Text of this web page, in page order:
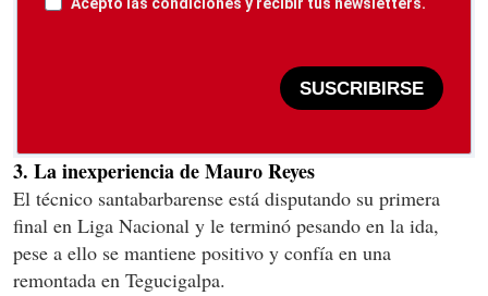
Acepto las condiciones y recibir tus newsletters.
SUSCRIBIRSE
3. La inexperiencia de Mauro Reyes
El técnico santabarbarense está disputando su primera
final en Liga Nacional y le terminó pesando en la ida,
pese a ello se mantiene positivo y confía en una
remontada en Tegucigalpa.